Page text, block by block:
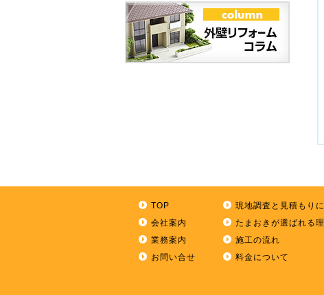
TOP
会社案内
業務案内
お問い合せ
現地調査と見積もり
たまおきが選ばれる
施工の流れ
料金について